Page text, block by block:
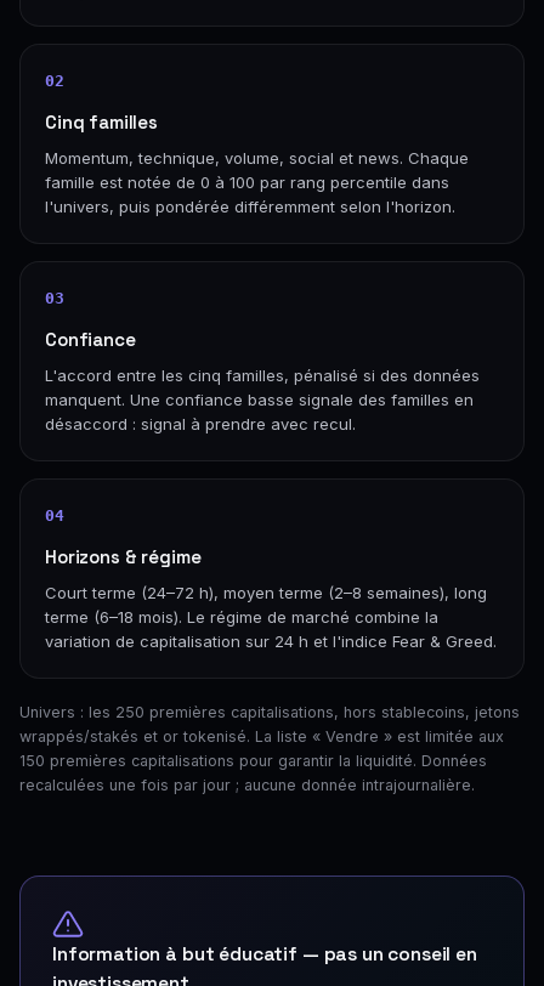
02
Cinq familles
Momentum, technique, volume, social et news. Chaque
famille est notée de 0 à 100 par rang percentile dans
l'univers, puis pondérée différemment selon l'horizon.
03
Confiance
L'accord entre les cinq familles, pénalisé si des données
manquent. Une confiance basse signale des familles en
désaccord : signal à prendre avec recul.
04
Horizons & régime
Court terme (24–72 h), moyen terme (2–8 semaines), long
terme (6–18 mois). Le régime de marché combine la
variation de capitalisation sur 24 h et l'indice Fear & Greed.
Univers : les 250 premières capitalisations, hors stablecoins, jetons
wrappés/stakés et or tokenisé. La liste « Vendre » est limitée aux
150 premières capitalisations pour garantir la liquidité. Données
recalculées une fois par jour ; aucune donnée intrajournalière.
Information à but éducatif — pas un conseil en